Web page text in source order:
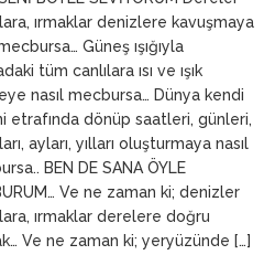
ırmaklar denizlere kavuşmaya
Güneş ışığıyla
tüm canlılara ısı ve ışık
nasıl mecbursa… Dünya kendi
etrafında dönüp saatleri, günleri,
ayları, yılları oluşturmaya nasıl
BEN DE SANA ÖYLE
Ve ne zaman ki; denizler
ırmaklar derelere doğru
Ve ne zaman ki; yeryüzünde […]